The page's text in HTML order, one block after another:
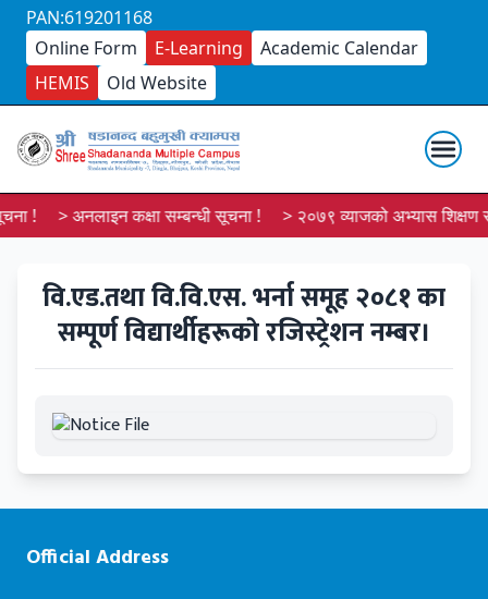
PAN:619201168
Online Form
E-Learning
Academic Calendar
HEMIS
Old Website
! > अनलाइन कक्षा सम्बन्धी सूचना ! > २०७९ व्याजको अभ्यास शिक्षण
वि.एड.तथा वि.वि.एस. भर्ना समूह २०८१ का
सम्पूर्ण विद्यार्थीहरूकाे रजिस्ट्रेशन नम्बर।
Official Address